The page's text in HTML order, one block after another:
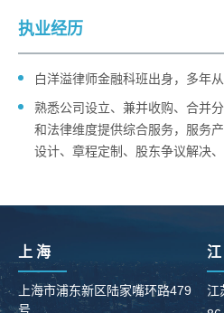
执业经历
白洋溢律师金融科班出身，多年
熟悉公司设立、兼并收购、合并
和法律维度提供综合服务，服务
设计、章程定制、股东争议解决
上 海
上海市浦东新区陆家嘴环路479
号
江
江